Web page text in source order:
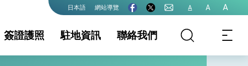
日本語 網站導覽 A A A
簽證護照 駐地資訊 聯絡我們